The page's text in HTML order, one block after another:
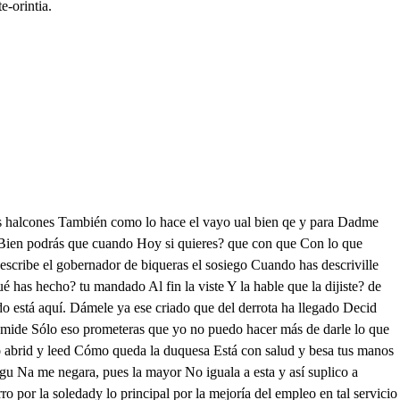
orintia.
direte. lo que el de mota procura No va a España por ventura No es eso ven y hablarete. Entranse y queda el Conde solo Conde el amor y el aemor y mil contrarios n la conde las hablan de oído el Duque y las rosi hacen en mi fiel pecho mortal guerra el amor al honor ya le destierra mas al honor son todos tributarios y como enemigos tan cosarios cada uno por si quiere la tierra hacen de aqueste modo efectos varios La duquesa me quiere, y si no hago lo que su noble fe y amor merece es por tener al duque, por hermano con aquesta lealtad le satisfago y en no admitir lo que su hermana ofrece por ser honrado habré de ser tirano Entra Rosibella sola Deseo de hablarte he tenido y aunque el duque me llevó Apenas él me dejo. cuando a buscarte he venido que como tengo en ti parte Toda me has entí tenido Ahora que estás perdido es razón que ande a buscarte Posible esconde que en mí tu hielo sea viva brasa. y que aquelo que me abrasa yelo ha de ser para mí. porque mi afición no precias Adorote y no me quieres? Qué es esto quién soy quién eres? que así mi valor desprecías Soy cuando mucho nada que por tu merdo soy algo el cuál es un pecho hidalgo y un alma de ti amparada Soy si a lo que soy atiendes lo que menos que puedo ser Soy no más de un parecer que soy algo no lo siendo Soy si saberlo deseas. todo aire todo viento Mas soy formado elemento sólo para que me veas soy quien en nada se trueca y junto a ti se deshace soy flor que sin tiempo nace y que contigo se seca y soy un pavor que sube En pecho donde hay honor? de la humidad de mi suelo a lo claro de tu cielo. Ah cruel y en helarse hace nube Vete por esotra puerta. son quien te tiene anublada que soy mucho siendo aquesto? Todo esto soy sin todo esto? ¿Qué es, señor? vengo a resumirme en nada Si esto soy y tú lo quieres? que en valor y calidad discreción talle y bondad a los nacidos prefieres Vamos, hermana, ¿qué importa ¿Por qué pretendes hacer que reciba un bien tan alto porque sea mayor el salto cuando viniese a caer Tú mismo anuncias tu muerte Porqué bien has de perder O quién te ha de hacer caer Si tú no quieres cuerte Y yo no podré quedarme Todo eso es falso argumiento Haré tu gusto. y a tu poca fe te acusa que es cierto donde hay excusa haver aborrecimiento Soy honrado, aunque tirano y leal aunque cruel Pues esto es por ser fiel, A mi señor, y tu hermano. Esta es la causa mayor de darte aqueste disgusto y no por cumplir tu gusto he de afrentar mi señor, En amor buscas razón En pecho donde hay honor? no puede tanto el amor que forzase a hacer traición Ah cruel El duque viene Vete por esotra puerta. as yentra el Duque y Leonardo Pues aquesta nueva es cierta que salga luego conviene ¿Qué es, señor? viene el demota en un caos estoy metida. en nombrando esa venida el corazón se alborota No sé qué pueda ser esto? Vamos, hermana, ¿qué importa que hasta una distancia corta Ea, baja a recibirle presto porque ha entrado que entraya Sí más me detengo aquí. a Leonardo a todos que salgan ya y que de camino gusto que vénganla acompañarme Y yo no podré quedarme No, señora. Haré tu gusto. a y entra el ma